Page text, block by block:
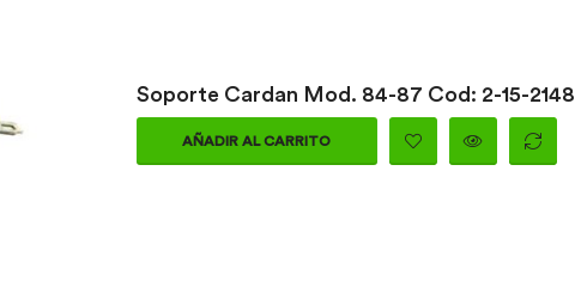
Soporte Cardan Mod. 84-87 Cod: 2-15-2148
AÑADIR AL CARRITO